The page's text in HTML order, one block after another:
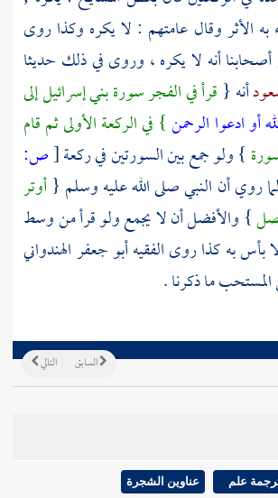
الأثر وقال عامتهم : لا يكره وكذا روى
أنه لا يكره ، وروى في ذلك حديثا
أنه { قرأ في الفجر سورة بني إسرائيل إلى
أو ادعوا الرحمن} في الركعة الأولى ثم قام
} ولو جمع بين السورتين في ركعة[ص:
روي أن النبي صلى الله عليه وسلم {أوتر
} والأفضل أن لا يجمع ولو قرأ من وسط
بأس به كذا روى الفقيهأبو جعفر الهندواني
المستحب ما ذكرنا .
التالي السابق
علم عناوين الشجرة